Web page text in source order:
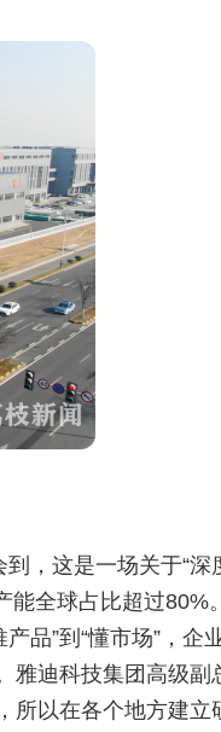
，这是一场关于“深
全球占比超过80%。
品”到“懂市场”，企
雅迪科技集团高级副
所以在各个地方建立